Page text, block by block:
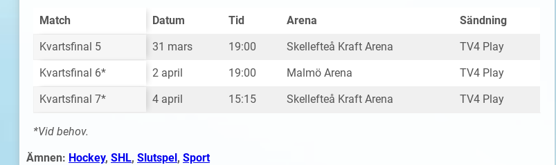
Match Datum Tid Arena
Sändning
Kvartsfinal 5
31 mars 19:00 Skellefteå Kraft Arena
TV4 Play
Kvartsfinal 6*
2 april 19:00 Malmö Arena
TV4 Play
Kvartsfinal 7*
4 april 15:15 Skellefteå Kraft Arena TV4 Play
*Vid behov.
Ämnen: Hockey, SHL, Slutspel, Sport